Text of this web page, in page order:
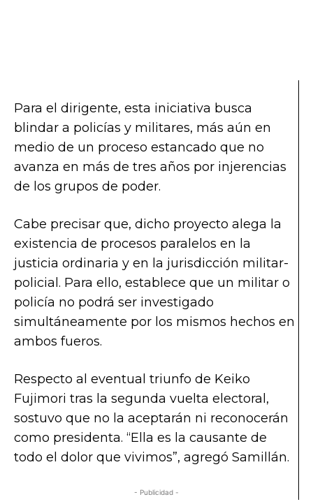
Para el dirigente, esta iniciativa busca
blindar a policías y militares, más aún en
medio de un proceso estancado que no
avanza en más de tres años por injerencias
de los grupos de poder.
Cabe precisar que, dicho proyecto alega la
existencia de procesos paralelos en la
justicia ordinaria y en la jurisdicción militar-
policial. Para ello, establece que un militar o
policía no podrá ser investigado
simultáneamente por los mismos hechos en
ambos fueros.
Respecto al eventual triunfo de Keiko
Fujimori tras la segunda vuelta electoral,
sostuvo que no la aceptarán ni reconocerán
como presidenta. “Ella es la causante de
todo el dolor que vivimos”, agregó Samillán.
- Publicidad -